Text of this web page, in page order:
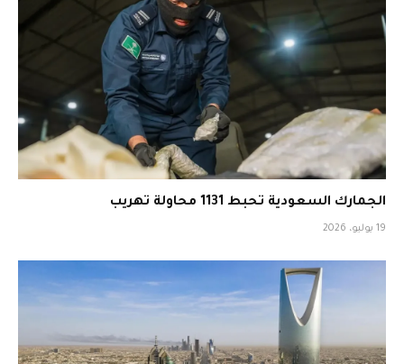
الجمارك السعودية تحبط 1131 محاولة تهريب
19 يوليو، 2026